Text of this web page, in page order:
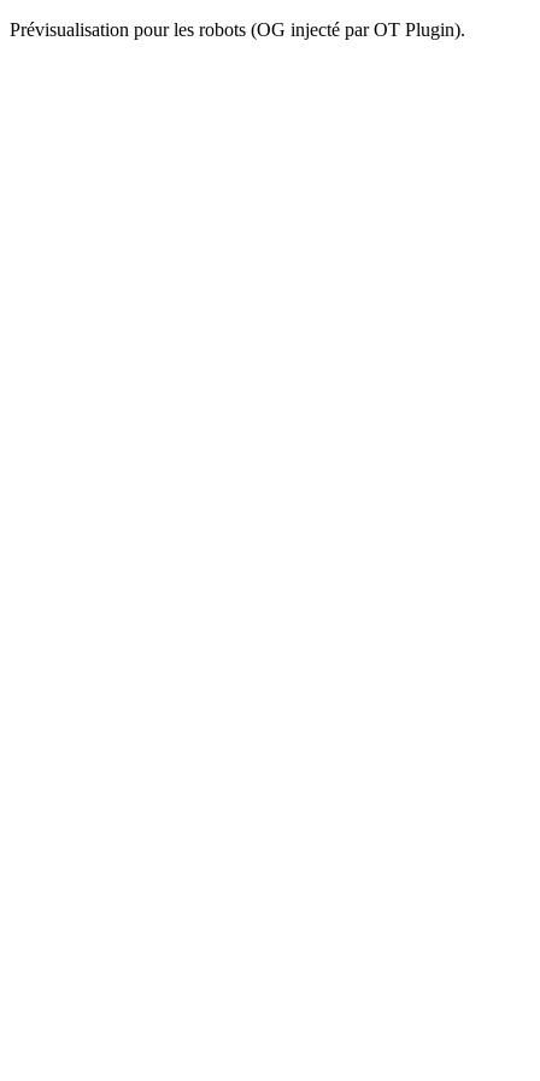
Prévisualisation pour les robots (OG injecté par OT Plugin).